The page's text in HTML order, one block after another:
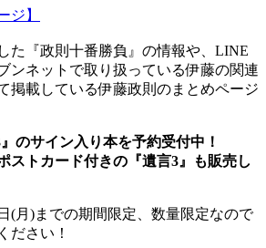
ジ】
た『政則十番勝負』の情報や、LINE
ンネットで取り扱っている伊藤の関連
掲載している伊藤政則のまとめページ
のサイン入り本を予約受付中！
ストカード付きの『遺言3』も販売し
(月)までの期間限定、数量限定なので
ださい！